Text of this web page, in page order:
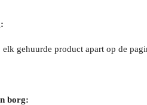
elk gehuurde product apart op de
borg: